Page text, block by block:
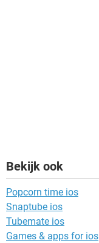
Bekijk ook
Popcorn time ios
Snaptube ios
Tubemate ios
Games & apps for ios